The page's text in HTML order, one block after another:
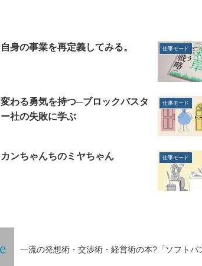
自身の事業を再定義してみる。 仕事モード
変わる勇気を持つ─ブロックバスタ
ー社の失敗に学ぶ
仕事モード
カンちゃんちのミヤちゃん 仕事モード
一流の発想術・交渉術・経営術の本?「ソフトバ